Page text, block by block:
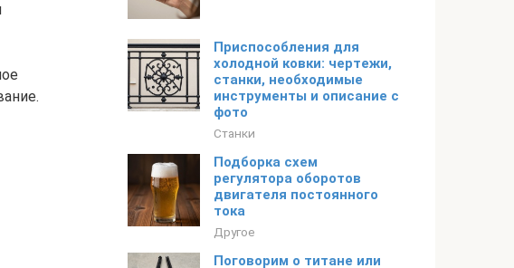
Приспособления для
холодной ковки: чертежи,
станки, необходимые
инструменты и описание с
фото
Станки
Подборка схем
регулятора оборотов
двигателя постоянного
тока
Другое
Поговорим о титане или